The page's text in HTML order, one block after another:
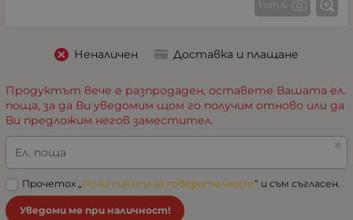
1 от 6
Неналичен Доставка и плащане
Продуктът вече е разпродаден, оставете Вашата ел.
поща, за да Ви уведомим щом го получим отново или да
Ви предложим негов заместител.
Ел. поща
Прочетох „ Политиката за поверителност“ и съм съгласен.
Уведоми ме при наличност!